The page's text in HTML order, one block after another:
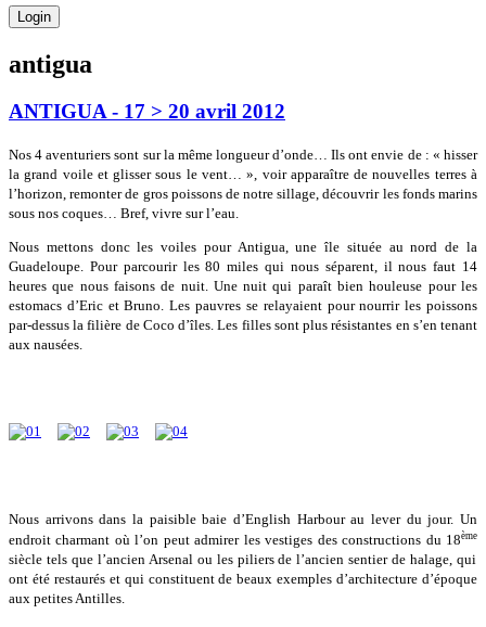
antigua
ANTIGUA - 17 > 20 avril 2012
Nos 4 aventuriers sont sur la même longueur d’onde… Ils ont envie de : « hisser
la grand voile et glisser sous le vent… », voir apparaître de nouvelles terres à
l’horizon, remonter de gros poissons de notre sillage, découvrir les fonds marins
sous nos coques… Bref, vivre sur l’eau.
Nous mettons donc les voiles pour Antigua, une île située au nord de la
Guadeloupe. Pour parcourir les 80 miles qui nous séparent, il nous faut 14
heures que nous faisons de nuit. Une nuit qui paraît bien houleuse pour les
estomacs d’Eric et Bruno. Les pauvres se relayaient pour nourrir les poissons
par-dessus la filière de Coco d’îles. Les filles sont plus résistantes en s’en tenant
aux nausées.
Nous arrivons dans la paisible baie d’English Harbour au lever du jour. Un
endroit charmant où l’on peut admirer les vestiges des constructions du 18ème
siècle tels que l’ancien Arsenal ou les piliers de l’ancien sentier de halage, qui
ont été restaurés et qui constituent de beaux exemples d’architecture d’époque
aux petites Antilles.